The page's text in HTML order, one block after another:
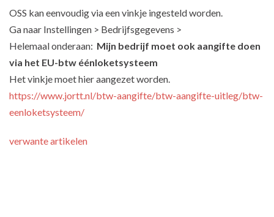
OSS kan eenvoudig via een vinkje ingesteld worden.
Ga naar Instellingen > Bedrijfsgegevens >
Helemaal onderaan: Mijn bedrijf moet ook aangifte doen
via het EU-btw éénloketsysteem
Het vinkje moet hier aangezet worden.
https://www.jortt.nl/btw-aangifte/btw-aangifte-uitleg/btw-
eenloketsysteem/
verwante artikelen